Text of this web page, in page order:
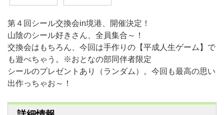
第４回シール交換会in境港、開催決定！
山陰のシール好きさん、全員集合～！
交換会はもちろん、今回は手作りの【平成人生ゲーム】で
も遊べちゃう。※おとなの部同伴者限定
シールのプレゼントあり（ランダム）。今回も最高の思い
出作っちゃお～！